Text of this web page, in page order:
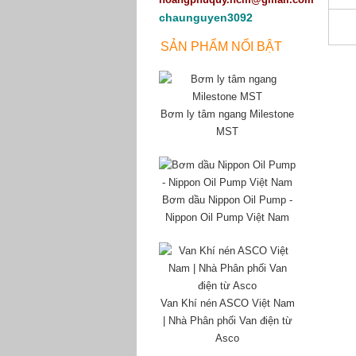
chaunguyen3092
SẢN PHẨM NỔI BẬT
Bơm ly tâm ngang Milestone
MST
Bơm dầu Nippon Oil Pump -
Nippon Oil Pump Việt Nam
Van Khí nén ASCO Việt Nam
| Nhà Phân phối Van điện từ
Asco